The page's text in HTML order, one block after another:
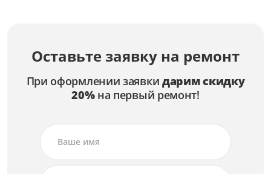
Оставьте заявку на ремонт
При оформлении заявки дарим скидку
20%на первый ремонт!